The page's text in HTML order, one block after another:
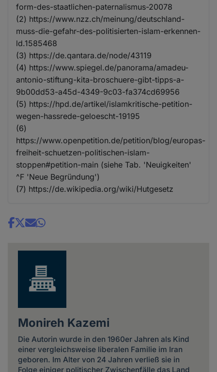
form-des-staatlichen-paternalismus-20078
(2) https://www.nzz.ch/meinung/deutschland-
muss-die-gefahr-des-politisierten-islam-erkennen-
ld.1585468
(3) https://de.qantara.de/node/43119
(4) https://www.spiegel.de/panorama/amadeu-
antonio-stiftung-kita-broschuere-gibt-tipps-a-
9b00dd53-a45d-4349-9c03-fa374cd69956
(5) https://hpd.de/artikel/islamkritische-petition-
wegen-hassrede-geloescht-19195
(6)
https://www.openpetition.de/petition/blog/europas-
freiheit-schuetzen-politischen-islam-
stoppen#petition-main (siehe Tab. 'Neuigkeiten'
^F 'Neue Begründung')
(7) https://de.wikipedia.org/wiki/Hutgesetz
Share
Monireh Kazemi
Die Autorin wurde in den 1960er Jahren als Kind
einer vergleichsweise liberalen Familie im Iran
geboren. Im Alter von 24 Jahren verließ sie in
Folge einiger politischer Zwischenfälle das Land